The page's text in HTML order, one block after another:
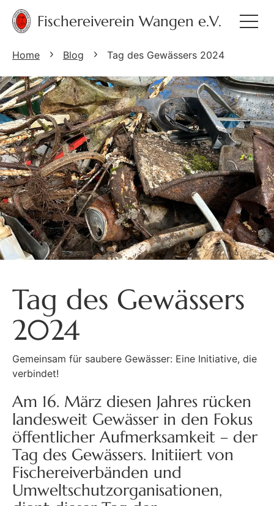
Fischereiverein Wangen e.V.
Home Blog Tag des Gewässers 2024
Tag des Gewässers
2024
Gemeinsam für saubere Gewässer: Eine Initiative, die
verbindet!
Am 16. März diesen Jahres rücken
landesweit Gewässer in den Fokus
öffentlicher Aufmerksamkeit – der
Tag des Gewässers. Initiiert von
Fischereiverbänden und
Umweltschutzorganisationen,